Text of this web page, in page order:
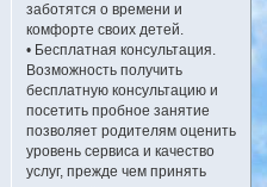
заботятся о времени и
комфорте своих детей.
• Бесплатная консультация.
Возможность получить
бесплатную консультацию и
посетить пробное занятие
позволяет родителям оценить
уровень сервиса и качество
услуг, прежде чем принять